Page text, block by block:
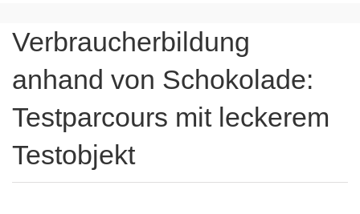
Verbraucherbildung
anhand von Schokolade:
Testparcours mit leckerem
Testobjekt